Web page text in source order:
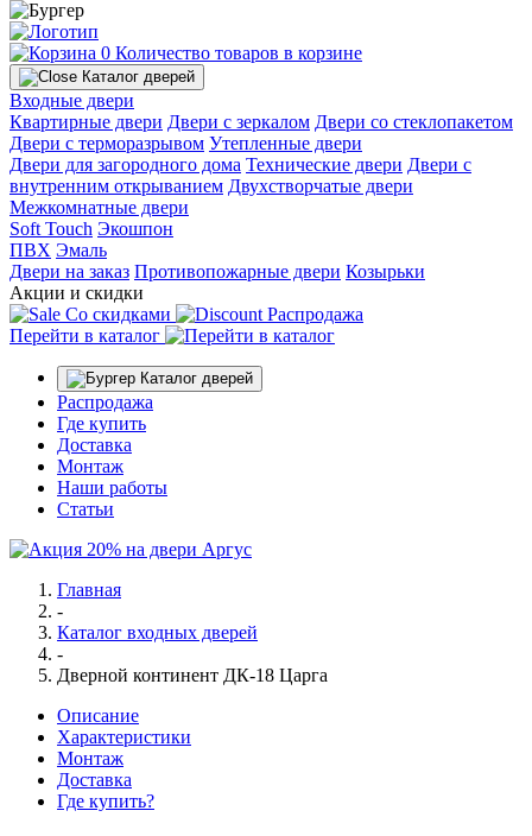
0 Количество товаров в корзине
Каталог дверей
Входные двери
Квартирные двери Двери с зеркалом Двери со стеклопакетом
Двери с терморазрывом Утепленные двери
Двери для загородного дома Технические двери Двери с
внутренним открыванием Двухстворчатые двери
Межкомнатные двери
Soft Touch Экошпон
ПВХ Эмаль
Двери на заказ Противопожарные двери Козырьки
Акции и скидки
Со скидками
Распродажа
Перейти в каталог
Каталог дверей
Распродажа
Где купить
Доставка
Монтаж
Наши работы
Статьи
Главная
-
Каталог входных дверей
-
Дверной континент ДК-18 Царга
Описание
Характеристики
Монтаж
Доставка
Где купить?